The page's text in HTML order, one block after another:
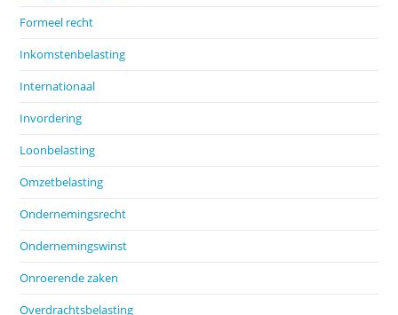
Formeel recht
Inkomstenbelasting
Internationaal
Invordering
Loonbelasting
Omzetbelasting
Ondernemingsrecht
Ondernemingswinst
Onroerende zaken
Overdrachtsbelasting